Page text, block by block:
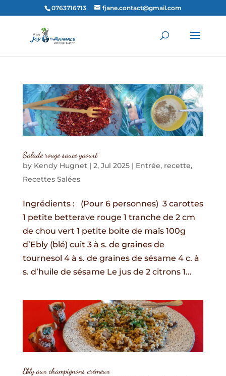
0763716713 fjane.contact@gmail.com
Salade rouge sauce yaourt
by Kendy Hugnet| 2, Jul 2025| Entrée, recette,
Recettes Salées
Ingrédients : (Pour 6 personnes) 3 carottes
1 petite betterave rouge 1 tranche de 2 cm
de chou vert 1 petite boite de maïs 100g
d’Ebly (blé) cuit 3 à s. de graines de
tournesol 4 à s. de graines de sésame 4 c. à
s. d’huile de sésame Le jus de 2 citrons 1...
Ebly aux champignons crémeux